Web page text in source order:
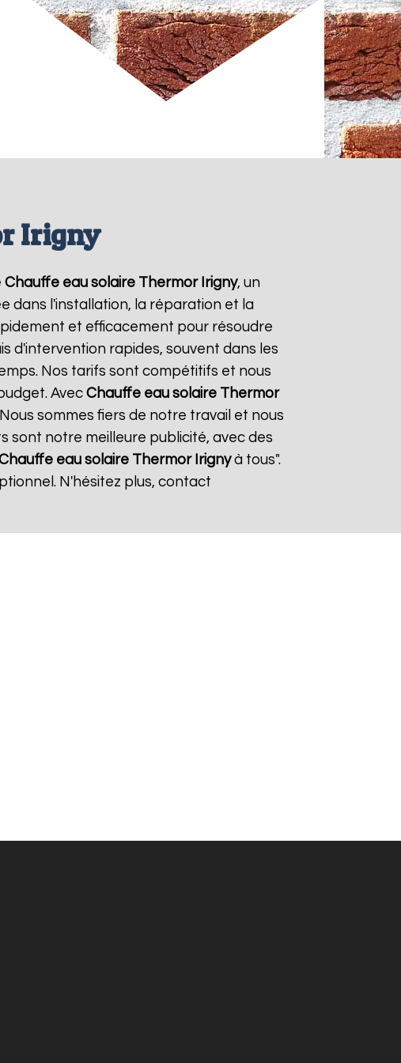
Irigny
Chauffe eau solaire Thermor Irigny, un
dans l'installation, la réparation et la
et efficacement pour résoudre
d'intervention rapides, souvent dans les
Nos tarifs sont compétitifs et nous
Avec Chauffe eau solaire Thermor
sommes fiers de notre travail et nous
sont notre meilleure publicité, avec des
eau solaire Thermor Irignyà tous".
N'hésitez plus, contact